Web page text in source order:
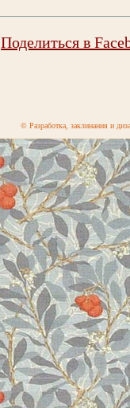
Поделиться в
© Разработка, заклинания и